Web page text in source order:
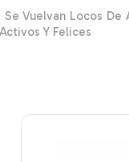
Vuelvan Locos
Y Felices